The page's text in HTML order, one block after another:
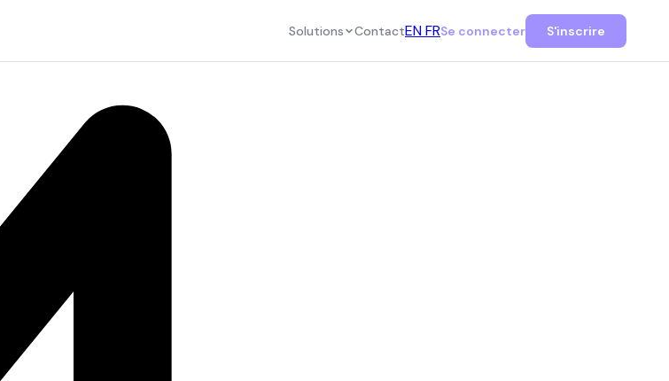
Solutions ContactENFRSe connecter S'inscrire